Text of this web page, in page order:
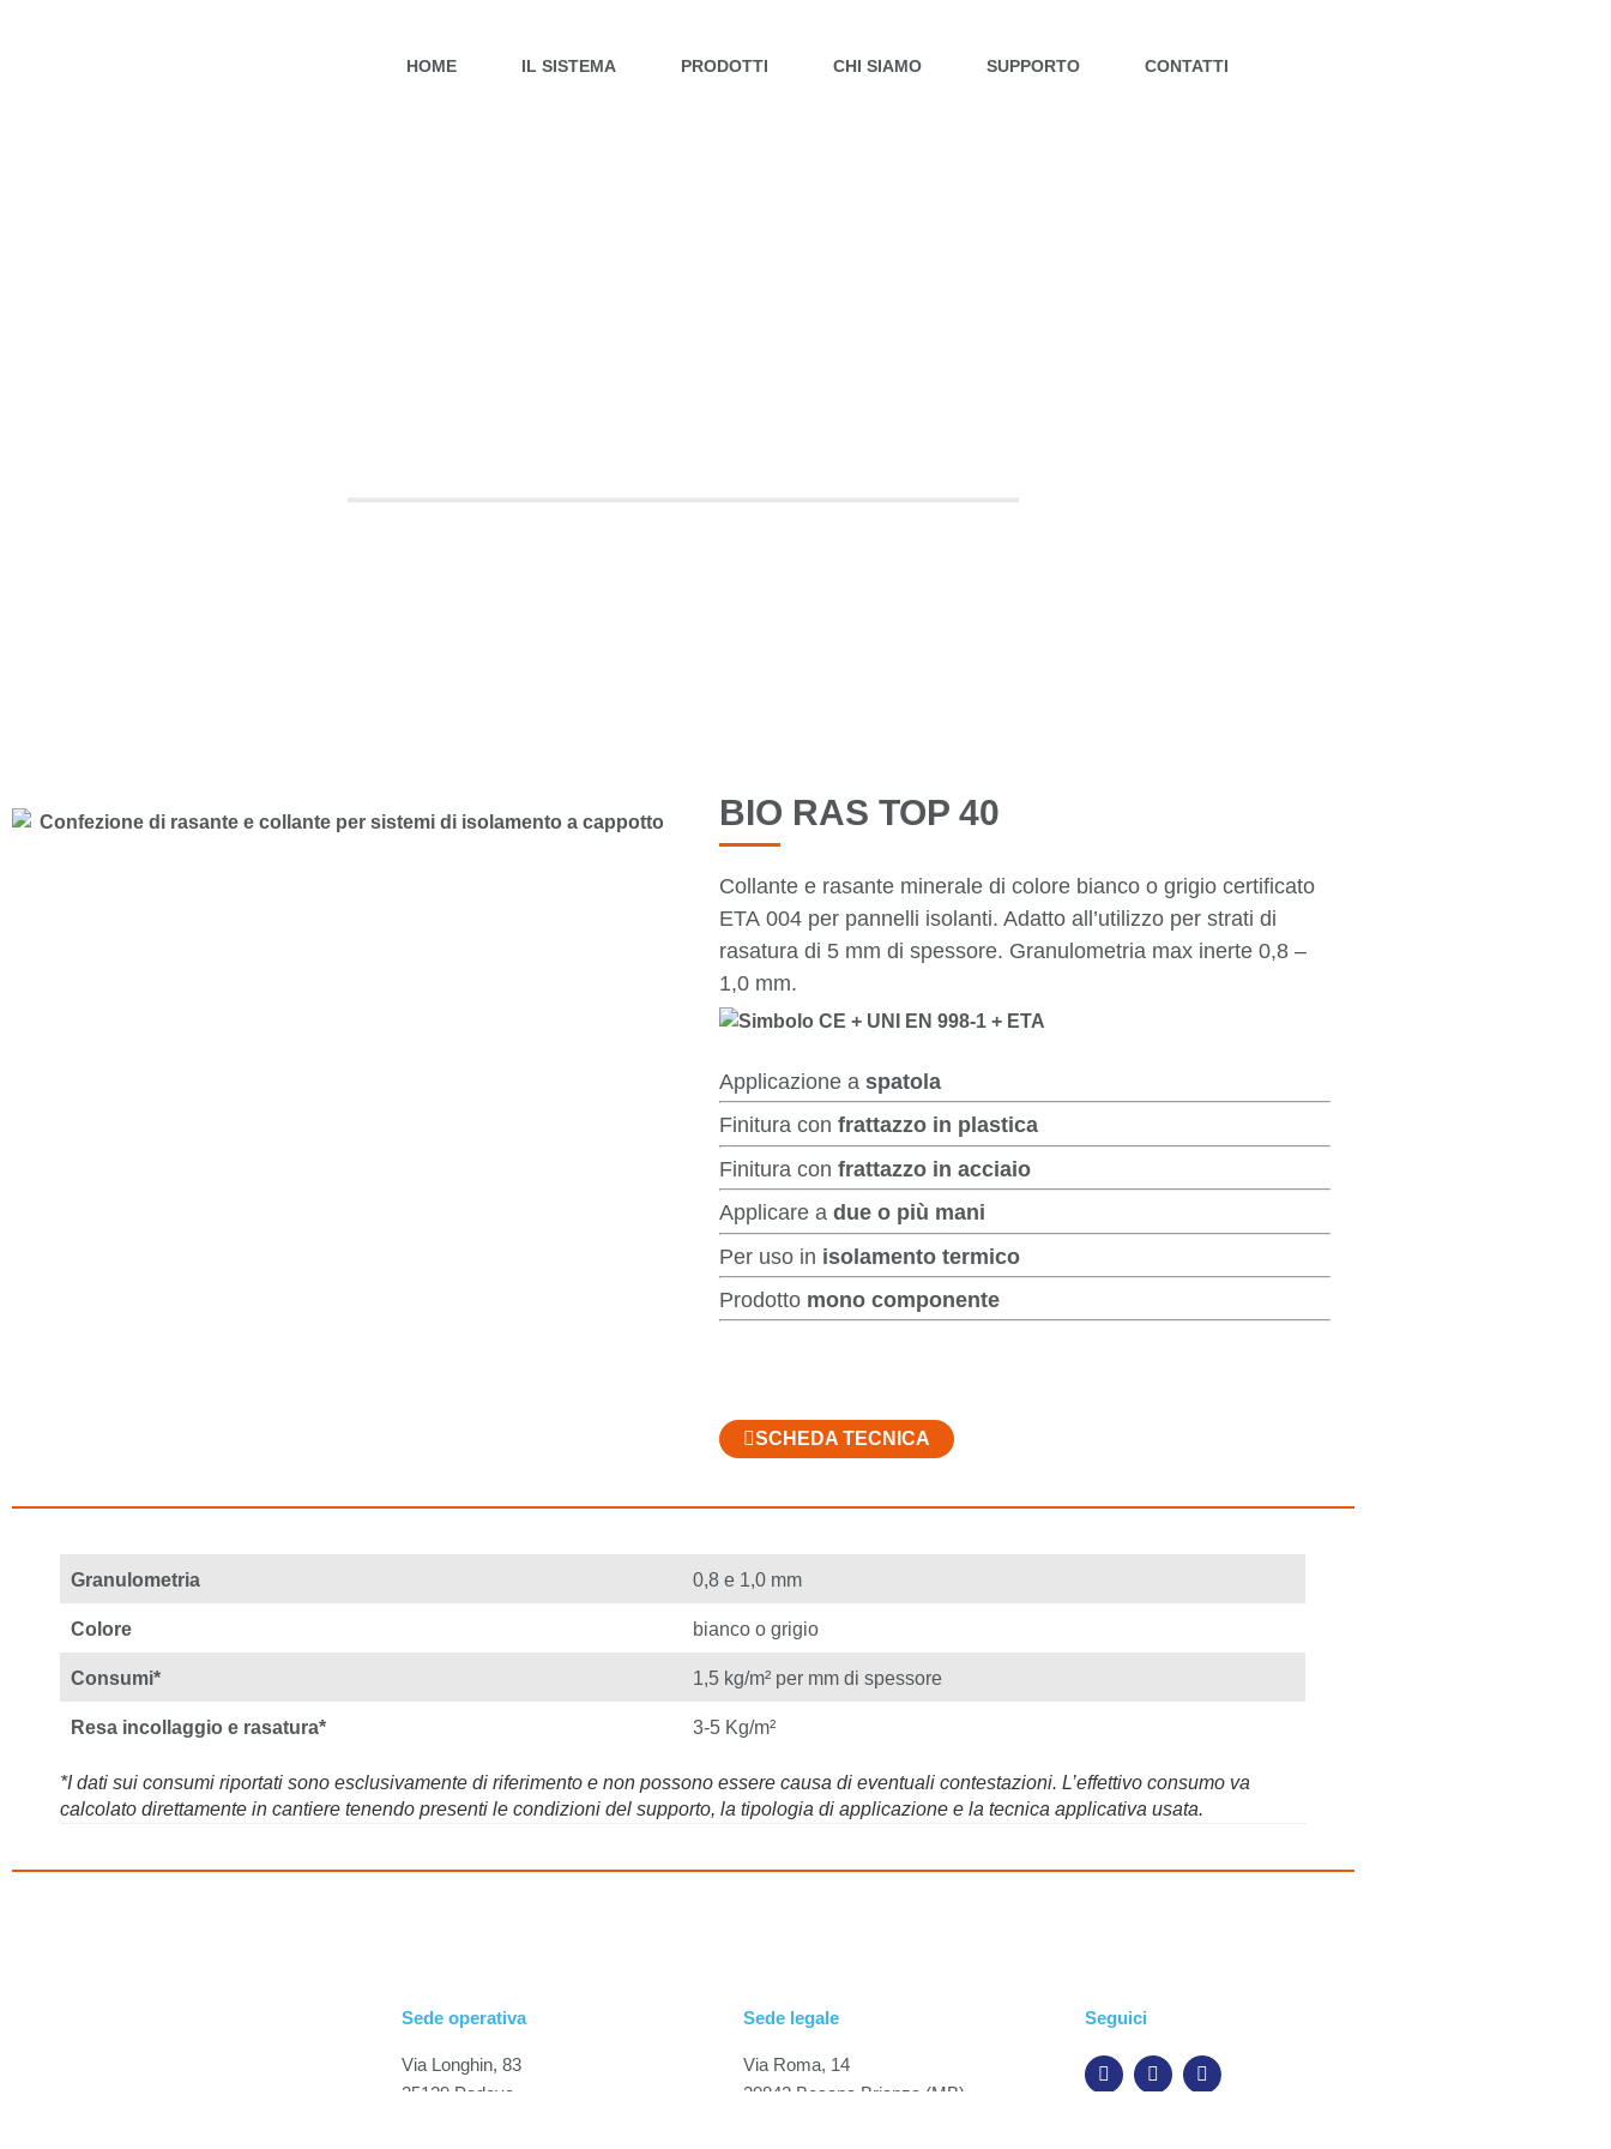
HOME IL SISTEMA PRODOTTI CHI SIAMO SUPPORTO CONTATTI
BIO RAS TOP 40
Collante e rasante minerale di colore bianco o grigio certificato
ETA 004 per pannelli isolanti. Adatto all’utilizzo per strati di
rasatura di 5 mm di spessore. Granulometria max inerte 0,8 –
1,0 mm.
Applicazione a spatola
Finitura con frattazzo in plastica
Finitura con frattazzo in acciaio
Applicare a due o più mani
Per uso in isolamento termico
Prodotto mono componente
SCHEDA TECNICA
Granulometria 0,8 e 1,0 mm
Colore bianco o grigio
Consumi* 1,5 kg/m² per mm di spessore
Resa incollaggio e rasatura* 3-5 Kg/m²
*I dati sui consumi riportati sono esclusivamente di riferimento e non possono essere causa di eventuali contestazioni. L’effettivo consumo va
calcolato direttamente in cantiere tenendo presenti le condizioni del supporto, la tipologia di applicazione e la tecnica applicativa usata.
Sede operativa
Via Longhin, 83
35129 Padova
Sede legale
Via Roma, 14
20842 Besana Brianza (MB)
Seguici